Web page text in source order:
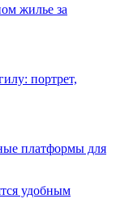
жилье за
портрет,
платформы для
удобным